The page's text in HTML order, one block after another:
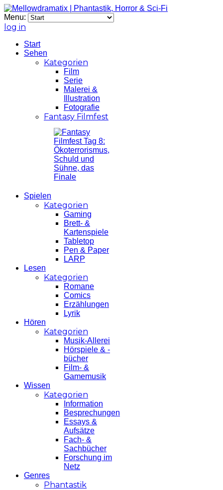
Menu:
log in
Start
Sehen
Kategorien
Film
Serie
Malerei &
Illustration
Fotografie
Fantasy Filmfest
Spielen
Kategorien
Gaming
Brett- &
Kartenspiele
Tabletop
Pen & Paper
LARP
Lesen
Kategorien
Romane
Comics
Erzählungen
Lyrik
Hören
Kategorien
Musik-Allerei
Hörspiele & -
bücher
Film- &
Gamemusik
Wissen
Kategorien
Information
Besprechungen
Essays &
Aufsätze
Fach- &
Sachbücher
Forschung im
Netz
Genres
Phantastik